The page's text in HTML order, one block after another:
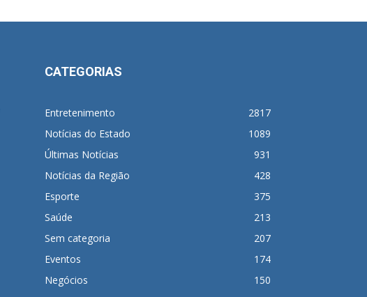
CATEGORIAS
Entretenimento
2817
Notícias do Estado
1089
Últimas Notícias
931
Notícias da Região
428
Esporte
375
Saúde
213
Sem categoria
207
Eventos
174
Negócios
150